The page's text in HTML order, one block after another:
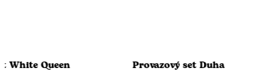
White Queen Provazový set Duha